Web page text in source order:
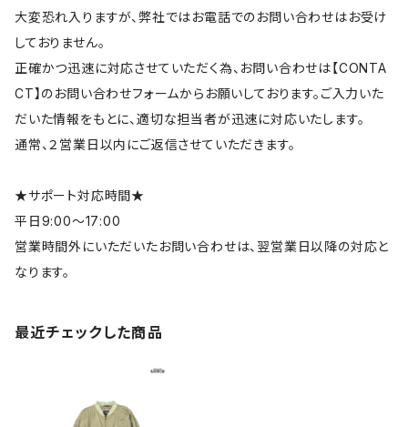
大変恐れ入りますが、弊社ではお電話でのお問い合わせはお受け
しておりません。
正確かつ迅速に対応させていただく為、お問い合わせは【CONTA
CT】のお問い合わせフォームからお願いしております。ご入力いた
だいた情報をもとに、適切な担当者が迅速に対応いたします。
通常、２営業日以内にご返信させていただきます。
★サポート対応時間★
平日9:00～17:00
営業時間外にいただいたお問い合わせは、翌営業日以降の対応と
なります。
最近チェックした商品